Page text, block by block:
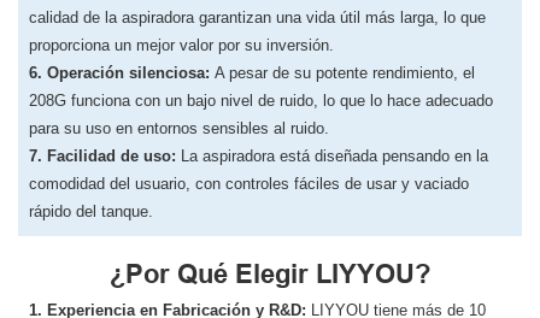
calidad de la aspiradora garantizan una vida útil más larga, lo que
proporciona un mejor valor por su inversión.
6. Operación silenciosa: A pesar de su potente rendimiento, el
208G funciona con un bajo nivel de ruido, lo que lo hace adecuado
para su uso en entornos sensibles al ruido.
7. Facilidad de uso: La aspiradora está diseñada pensando en la
comodidad del usuario, con controles fáciles de usar y vaciado
rápido del tanque.
¿Por Qué Elegir LIYYOU?
1. Experiencia en Fabricación y R&D:
LIYYOU tiene más de 10